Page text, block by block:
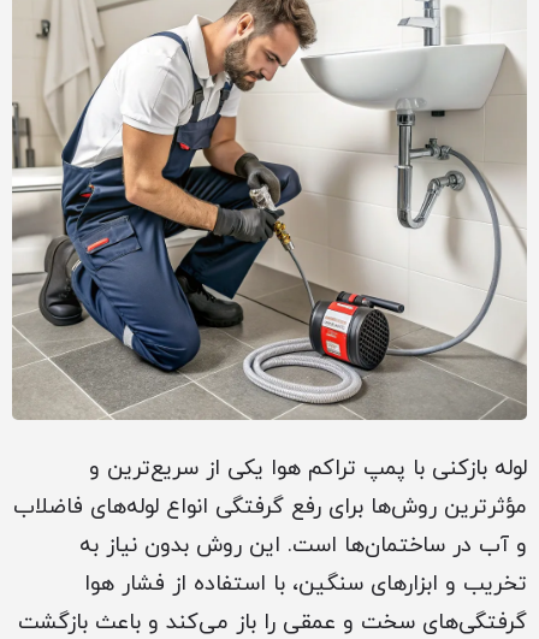
لوله بازکنی با پمپ تراکم هوا یکی از سریع‌ترین و
مؤثرترین روش‌ها برای رفع گرفتگی انواع لوله‌های فاضلاب
و آب در ساختمان‌ها است. این روش بدون نیاز به
تخریب و ابزارهای سنگین، با استفاده از فشار هوا
گرفتگی‌های سخت و عمقی را باز می‌کند و باعث بازگشت